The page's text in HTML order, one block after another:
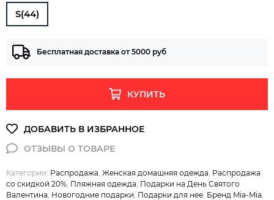
S(44)
Бесплатная доставка от 5000 руб
КУПИТЬ
Категории: Распродажа Женская домашняя одежда Распродажа
со скидкой 20% Пляжная одежда Подарки на День Святого
Валентина Новогодние подарки Подарки для нее Бренд Mia-Mia